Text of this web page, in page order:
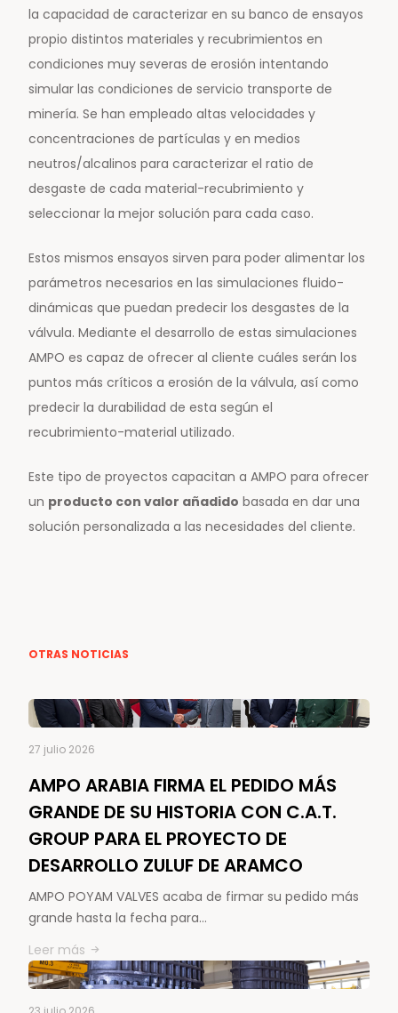
la capacidad de caracterizar en su banco de ensayos
propio distintos materiales y recubrimientos en
condiciones muy severas de erosión intentando
simular las condiciones de servicio transporte de
minería. Se han empleado altas velocidades y
concentraciones de partículas y en medios
neutros/alcalinos para caracterizar el ratio de
desgaste de cada material-recubrimiento y
seleccionar la mejor solución para cada caso.
Estos mismos ensayos sirven para poder alimentar los
parámetros necesarios en las simulaciones fluido-
dinámicas que puedan predecir los desgastes de la
válvula. Mediante el desarrollo de estas simulaciones
AMPO es capaz de ofrecer al cliente cuáles serán los
puntos más críticos a erosión de la válvula, así como
predecir la durabilidad de esta según el
recubrimiento-material utilizado.
Este tipo de proyectos capacitan a AMPO para ofrecer
un producto con valor añadido basada en dar una
solución personalizada a las necesidades del cliente.
OTRAS NOTICIAS
27 julio 2026
AMPO ARABIA FIRMA EL PEDIDO MÁS
GRANDE DE SU HISTORIA CON C.A.T.
GROUP PARA EL PROYECTO DE
DESARROLLO ZULUF DE ARAMCO
AMPO POYAM VALVES acaba de firmar su pedido más
grande hasta la fecha para…
Leer más